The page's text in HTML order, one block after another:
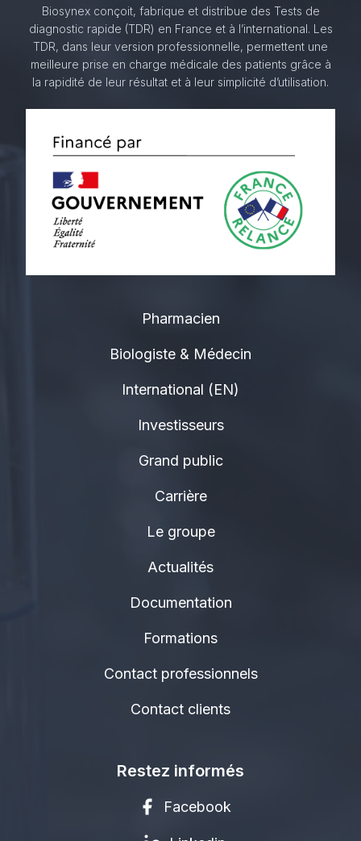
Biosynex conçoit, fabrique et distribue des Tests de
diagnostic rapide (TDR) en France et à l’international. Les
TDR, dans leur version professionnelle, permettent une
meilleure prise en charge médicale des patients grâce à
la rapidité de leur résultat et à leur simplicité d’utilisation.
Pharmacien
Biologiste & Médecin
International (EN)
Investisseurs
Grand public
Carrière
Le groupe
Actualités
Documentation
Formations
Contact professionnels
Contact clients
Restez informés
Facebook